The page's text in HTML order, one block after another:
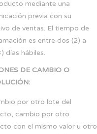
mediante una
previa con su
de ventas. El tiempo de
es entre dos (2) a
días hábiles.
DE CAMBIO O
por otro lote del
cambio por otro
con el mismo valor u otro